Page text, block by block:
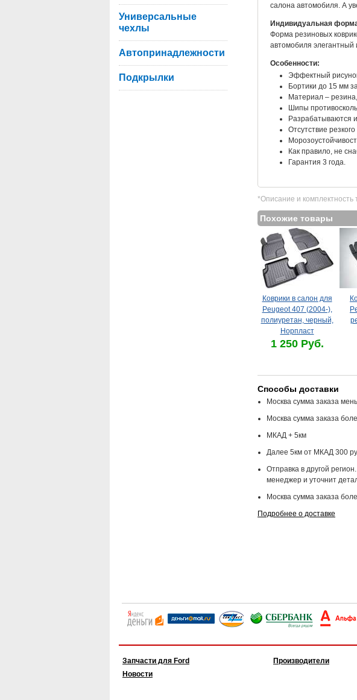
салона автомобиля. А
Индивидуальная
Форма резиновых
автомобиля элегантный
Особенности:
Эффектный рисунок
Бортики до 15 мм
Материал –
Шипы
Разрабатываются
Отсутствие
Как правило, не
Гарантия 3 года.
*Описание и
Похожие товары
Коврики в салон для
Peugeot 407 (2004-),
полиуретан, черный,
Норпласт
1 250 Руб.
Способы доставки
Москва сумма заказа
Москва сумма заказа
МКАД + 5км
Далее 5км от МКАД 300
Отправка в другой
менеджер и уточнит
Москва сумма заказа
Подробнее о доставке
Универсальные
чехлы
Автопринадлежности
Подкрылки
Запчасти для Ford
Новости
Производители